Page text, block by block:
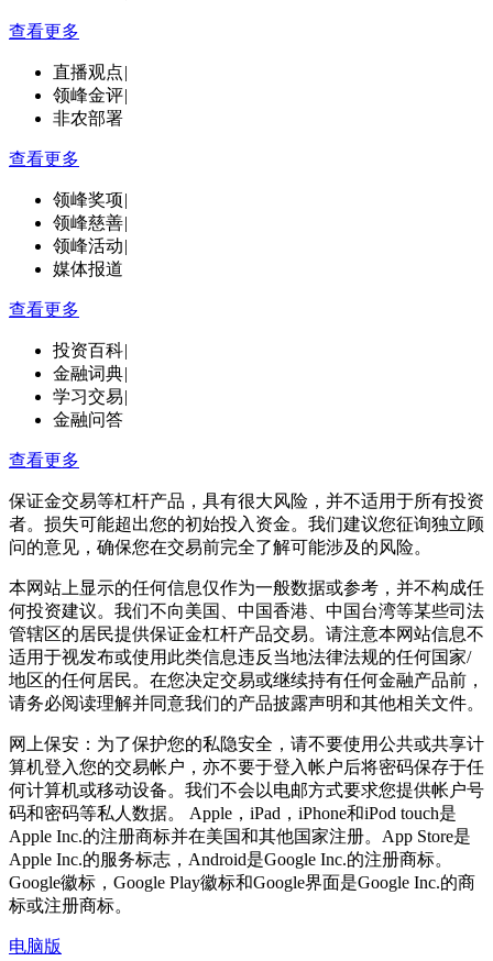
查看更多
直播观点|
领峰金评|
非农部署
查看更多
领峰奖项|
领峰慈善|
领峰活动|
媒体报道
查看更多
投资百科|
金融词典|
学习交易|
金融问答
查看更多
保证金交易等杠杆产品，具有很大风险，并不适用于所有投资
者。损失可能超出您的初始投入资金。我们建议您征询独立顾
问的意见，确保您在交易前完全了解可能涉及的风险。
本网站上显示的任何信息仅作为一般数据或参考，并不构成任
何投资建议。我们不向美国、中国香港、中国台湾等某些司法
管辖区的居民提供保证金杠杆产品交易。请注意本网站信息不
适用于视发布或使用此类信息违反当地法律法规的任何国家/
地区的任何居民。在您决定交易或继续持有任何金融产品前，
请务必阅读理解并同意我们的产品披露声明和其他相关文件。
网上保安：为了保护您的私隐安全，请不要使用公共或共享计
算机登入您的交易帐户，亦不要于登入帐户后将密码保存于任
何计算机或移动设备。我们不会以电邮方式要求您提供帐户号
码和密码等私人数据。 Apple，iPad，iPhone和iPod touch是
Apple Inc.的注册商标并在美国和其他国家注册。App Store是
Apple Inc.的服务标志，Android是Google Inc.的注册商标。
Google徽标，Google Play徽标和Google界面是Google Inc.的商
标或注册商标。
电脑版